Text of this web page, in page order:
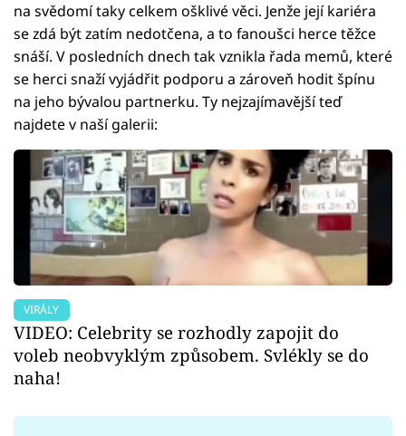
na svědomí taky celkem ošklivé věci. Jenže její kariéra
se zdá být zatím nedotčena, a to fanoušci herce těžce
snáší. V posledních dnech tak vznikla řada memů, které
se herci snaží vyjádřit podporu a zároveň hodit špínu
na jeho bývalou partnerku. Ty nejzajímavější teď
najdete v naší galerii:
VIRÁLY
VIDEO: Celebrity se rozhodly zapojit do
voleb neobvyklým způsobem. Svlékly se do
naha!